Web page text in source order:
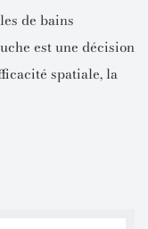
de bains
est une décision
spatiale, la